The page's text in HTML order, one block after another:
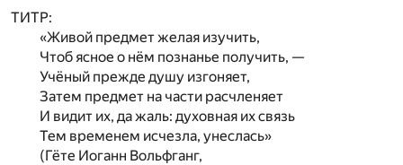
ТИТР:
«Живой предмет желая изучить,
Чтоб ясное о нём познанье получить, —
Учёный прежде душу изгоняет,
Затем предмет на части расчленяет
И видит их, да жаль: духовная их связь
Тем временем исчезла, унеслась»
(Гёте Иоганн Вольфганг,